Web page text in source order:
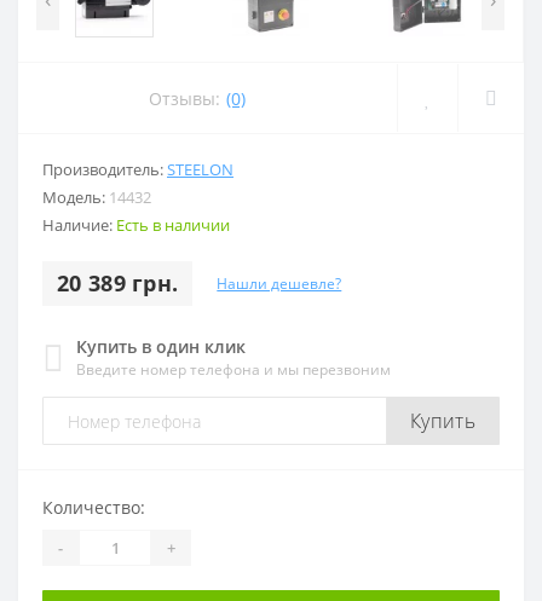
Отзывы: (0)
Производитель:STEELON
Модель: 14432
Наличие: Есть в наличии
20 389 грн. Нашли дешевле?
Купить в один клик
Введите номер телефона и мы перезвоним
Купить
Количество:
- +